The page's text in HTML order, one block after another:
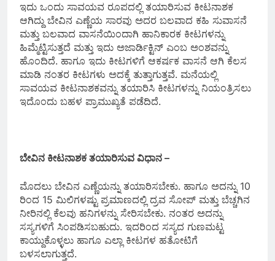
ಇದು ಒಂದು ಸಾವಯವ ರೂಪದಲ್ಲಿ ತಯಾರಿಸುವ ಕೀಟನಾಶಕ
ಆಗಿದ್ದು ಬೇವಿನ ಎಣ್ಣೆಯ ಸಾರವು ಅದರ ಬಲವಾದ ಕಹಿ ಸುವಾಸನೆ
ಮತ್ತು ಬಲವಾದ ವಾಸನೆಯಿಂದಾಗಿ ಹಾನಿಕಾರಕ ಕೀಟಗಳನ್ನು
ಹಿಮ್ಮೆಟ್ಟಿಸುತ್ತದೆ ಮತ್ತು ಇದು ಅಜಾರ್ಡಿಕ್ಟಿನ್ ಎಂಬ ಅಂಶವನ್ನು
ಹೊಂದಿದೆ. ಹಾಗೂ ಇದು ಕೀಟಗಳಿಗೆ ಆಕರ್ಷಕ ವಾಸನೆ ಆಗಿ ಕೆಲಸ
ಮಾಡಿ ನಂತರ ಕೀಟಗಳು ಅದಕ್ಕೆ ತುತ್ತಾಗುತ್ತವೆ. ಮನೆಯಲ್ಲಿ
ಸಾವಯವ ಕೀಟನಾಶಕವನ್ನು ತಯಾರಿಸಿ ಕೀಟಗಳನ್ನು ನಿಯಂತ್ರಿಸಲು
ಇದೊಂದು ಬಹಳ ಪ್ರಾಮುಖ್ಯತೆ ಪಡೆದಿದೆ.
ಬೇವಿನ ಕೀಟನಾಶಕ ತಯಾರಿಸುವ ವಿಧಾನ –
ಮೊದಲು ಬೇವಿನ ಎಣ್ಣೆಯನ್ನು ತಯಾರಿಸಬೇಕು. ಹಾಗೂ ಅದನ್ನು 10
ರಿಂದ 15 ಮಿಲಿಗಳಷ್ಟು ಪ್ರಮಾಣದಲ್ಲಿ ದ್ರವ ಸೋಪ್ ಮತ್ತು ಬೆಚ್ಚಗಿನ
ನೀರಿನಲ್ಲಿ ಕೆಲವು ಹನಿಗಳನ್ನು ಸೇರಿಸಬೇಕು. ನಂತರ ಅದನ್ನು
ಸಸ್ಯಗಳಿಗೆ ಸಿಂಪಡಿಸಬಹುದು. ಇದರಿಂದ ಸಸ್ಯದ ಗುಣಮಟ್ಟ
ಕಾಯ್ದುಕೊಳ್ಳಲು ಹಾಗೂ ಎಲ್ಲಾ ಕೀಟಗಳ ಹತೋಟಿಗೆ
ಬಳಸಲಾಗುತ್ತದೆ.